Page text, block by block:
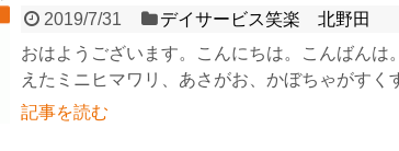
2019/7/31
デイサービス笑楽 北野田
おはようございます。こんにちは。こんばんは
えたミニヒマワリ、あさがお、かぼちゃがすく
記事を読む